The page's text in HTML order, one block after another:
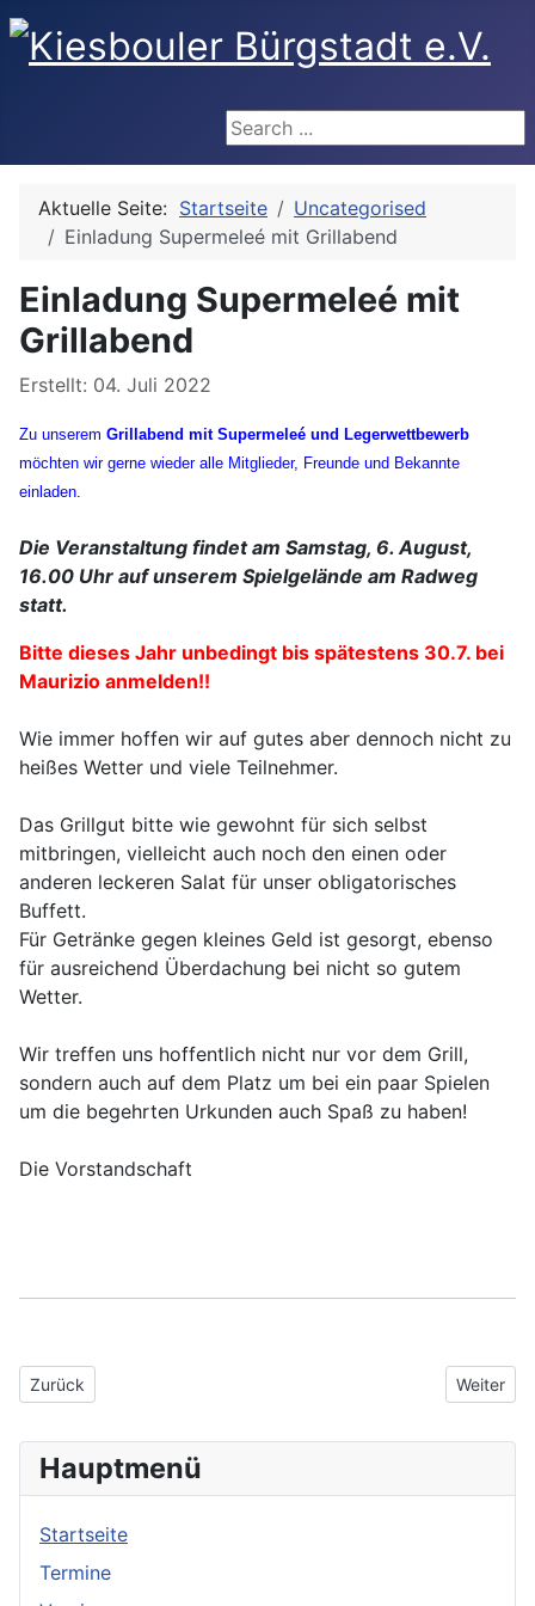
Search ...
Aktuelle Seite: Startseite
Uncategorised
Einladung Supermeleé mit Grillabend
Einladung Supermeleé mit
Grillabend
Details
Erstellt: 04. Juli 2022
Zu unserem Grillabend mit Supermeleé und Legerwettbewerb
möchten wir gerne wieder alle Mitglieder, Freunde und Bekannte
einladen.
Die Veranstaltung findet am Samstag, 6. August,
16.00 Uhr auf unserem Spielgelände am Radweg
statt.
Bitte dieses Jahr unbedingt bis spätestens 30.7. bei
Maurizio anmelden!!
Wie immer hoffen wir auf gutes aber dennoch nicht zu
heißes Wetter und viele Teilnehmer.
Das Grillgut bitte wie gewohnt für sich selbst
mitbringen, vielleicht auch noch den einen oder
anderen leckeren Salat für unser obligatorisches
Buffett.
Für Getränke gegen kleines Geld ist gesorgt, ebenso
für ausreichend Überdachung bei nicht so gutem
Wetter.
Wir treffen uns hoffentlich nicht nur vor dem Grill,
sondern auch auf dem Platz um bei ein paar Spielen
um die begehrten Urkunden auch Spaß zu haben!
Die Vorstandschaft
Vorheriger Beitrag: Supermeleé 2022
Zurück Nächster
Weiter
Hauptmenü
Startseite
Termine